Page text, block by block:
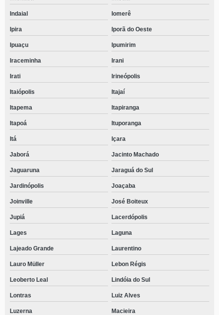
Indaial Iomerê
Ipira Iporã do Oeste
Ipuaçu Ipumirim
Iraceminha Irani
Irati Irineópolis
Itaiópolis Itajaí
Itapema Itapiranga
Itapoá Ituporanga
Itá Içara
Jaborá Jacinto Machado
Jaguaruna Jaraguá do Sul
Jardinópolis Joaçaba
Joinville José Boiteux
Jupiá Lacerdópolis
Lages Laguna
Lajeado Grande Laurentino
Lauro Müller Lebon Régis
Leoberto Leal Lindóia do Sul
Lontras Luiz Alves
Luzerna Macieira